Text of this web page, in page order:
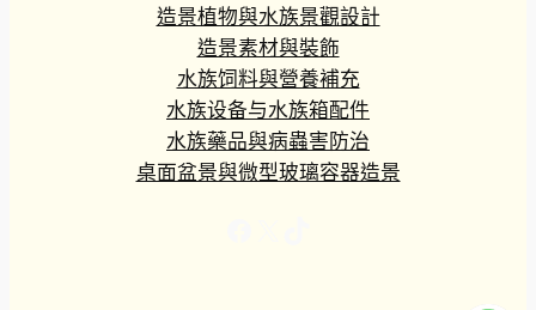
造景植物與水族景觀設計
造景素材與裝飾
水族饲料與營養補充
水族设备与水族箱配件
水族藥品與病蟲害防治
桌面盆景與微型玻璃容器造景